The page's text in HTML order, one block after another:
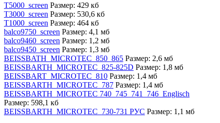
T5000_screen Размер: 429 кб
Т3000_screen Размер: 530,6 кб
T1000_screen Размер: 464 кб
balco9750_screen Размер: 4,1 мб
balco9460_screen Размер: 1,2 мб
balco9450_screen Размер: 1,3 мб
BEISSBATH_MICROTEC_850_865 Размер: 2,6 мб
BEISSBARTH_MICROTEC_825-825D Размер: 1,8 мб
BEISSBART_MICROTEC_810 Размер: 1,4 мб
BEISSBARTH_MICROTEC_787 Размер: 1,4 мб
BEISSBARTH_MICROTEC 740_745_741_746_Englisch
Размер: 598,1 кб
BEISSBARTH_MICROTEC_730-731 РУС Размер: 1,1 мб